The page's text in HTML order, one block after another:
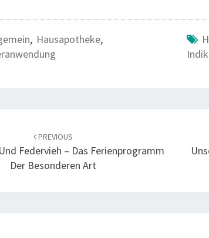
, Hausapotheke,
PREVIOUS
Federvieh – Das Ferienprogramm
Der Besonderen Art